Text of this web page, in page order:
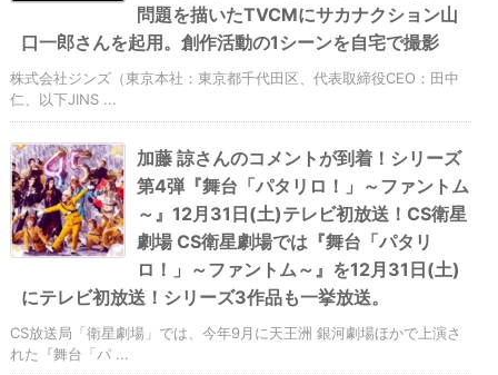
問題を描いたTVCMにサカナクション山
口一郎さんを起用。創作活動の1シーンを自宅で撮影
株式会社ジンズ（東京本社：東京都千代田区、代表取締役CEO：田中
仁、以下JINS ...
加藤 諒さんのコメントが到着！シリーズ
第4弾『舞台「パタリロ！」～ファントム
～』12月31日(土)テレビ初放送！CS衛星
劇場 CS衛星劇場では『舞台「パタリ
ロ！」～ファントム～』を12月31日(土)
にテレビ初放送！シリーズ3作品も一挙放送。
CS放送局「衛星劇場」では、今年9月に天王洲 銀河劇場ほかで上演さ
れた『舞台「パ ...